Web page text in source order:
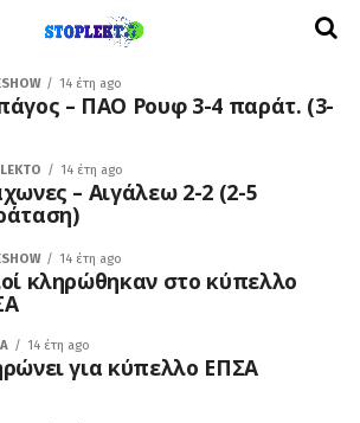
14 έτη ago
– ΠΑΟ Ρουφ 3-4 παράτ. (3-
14 έτη ago
– Αιγάλεω 2-2 (2-5
14 έτη ago
κληρώθηκαν στο κύπελλο
14 έτη ago
για κύπελλο ΕΠΣΑ